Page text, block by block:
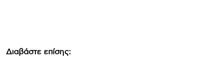
Διαβάστε επίσης: